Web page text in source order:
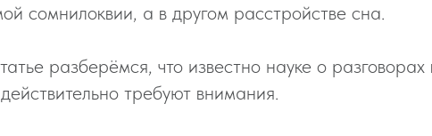
сомнилоквии, а в другом расстройстве сна.
разберёмся, что известно науке о
требуют внимания.